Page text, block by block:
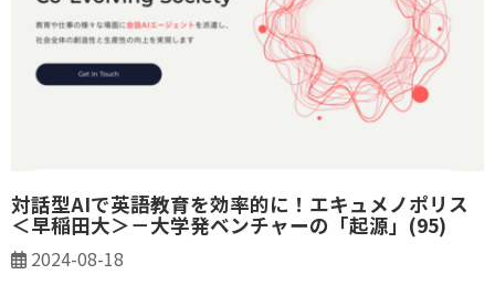
対話型AIで英語教育を効率的に！エキュメノポリス
＜早稲田大＞－大学発ベンチャーの「起源」(95)
2024-08-18